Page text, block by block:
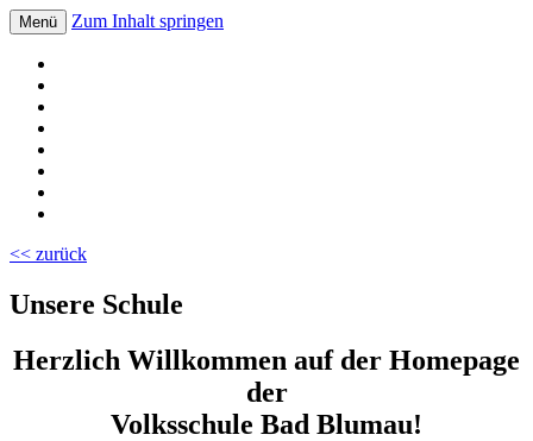
Volksschule Bad Blumau
Menü Zum Inhalt springen
<< zurück
Unsere Schule
Herzlich Willkommen auf der Homepage
der
Volksschule Bad Blumau!